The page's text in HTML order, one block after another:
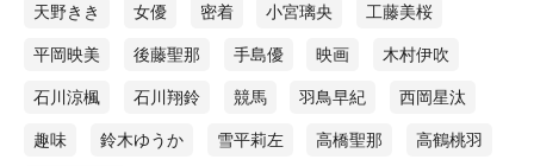
天野きき 女優 密着 小宮璃央 工藤美桜
平岡映美 後藤聖那 手島優 映画 木村伊吹
石川涼楓 石川翔鈴 競馬 羽鳥早紀 西岡星汰
趣味 鈴木ゆうか 雪平莉左 高橋聖那 高鶴桃羽